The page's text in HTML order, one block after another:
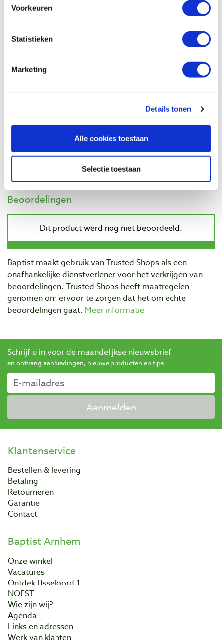
Voorkeuren
Statistieken
Marketing
Details tonen
Alle cookies toestaan
Selectie toestaan
Flexcut PW11 Gold wetpastakrijt
Beoordelingen
Baptist maakt gebruik van Trusted Shops als een
onafhankelijke dienstverlener voor het verkrijgen van
beoordelingen. Trusted Shops heeft maatregelen
genomen om ervoor te zorgen dat het om echte
beoordelingen gaat. Meer informatie
Schrijf u in voor de maandelijkse nieuwsbrief
en ontvang aanbiedingen, nieuwe producten en tips.
Aanmelden
Klantenservice
Bestellen & levering
Betaling
Retourneren
Garantie
Contact
Baptist Arnhem
Onze winkel
Vacatures
Ontdek IJsseloord 1
NOEST
Wie zijn wij?
Agenda
Links en adressen
Werk van klanten